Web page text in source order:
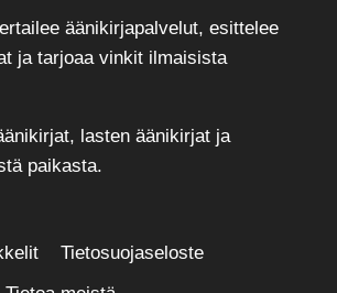
äänikirjapalvelut, esittelee
ja tarjoaa vinkit ilmaisista
lasten äänikirjat ja
paikasta.
Tietosuojaseloste